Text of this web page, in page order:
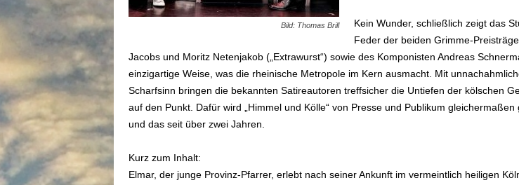
Bild: Thomas Brill
Kein Wunder, schließlich zeigt das
Feder der beiden Grimme-
Jacobs und Moritz Netenjakob („Extrawurst“) sowie des Komponisten Andreas
einzigartige Weise, was die rheinische Metropole im Kern ausmacht. Mit
Scharfsinn bringen die bekannten Satireautoren treffsicher die Untiefen der kölschen
auf den Punkt. Dafür wird „Himmel und Kölle“ von Presse und Publikum gleichermaßen
und das seit über zwei Jahren.
Kurz zum Inhalt:
Elmar, der junge Provinz-Pfarrer, erlebt nach seiner Ankunft im vermeintlich heiligen